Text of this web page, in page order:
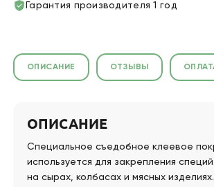
Гарантия производителя 1 год
ОПИСАНИЕ ОТЗЫВЫ
ОПИСАНИЕ
Специальное съедобное клеевое
используется для закрепления
на сырах, колбасах и мясных